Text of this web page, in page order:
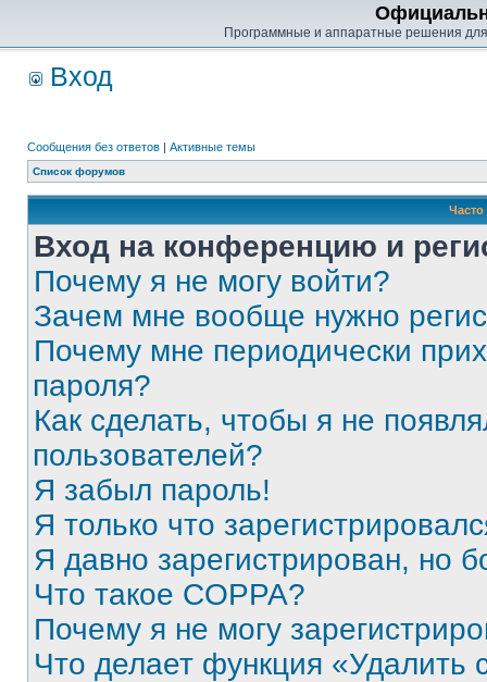
Программные и аппаратные решения
Вход
Сообщения без ответов | Активные темы
Список форумов
Вход на конференцию и
Почему я не могу войти?
Зачем мне вообще нужно
Почему мне периодически
пароля?
Как сделать, чтобы я не
пользователей?
Я забыл пароль!
Я только что
Я давно зарегистрирован, но
Что такое COPPA?
Почему я не могу
Что делает функция «Удалить